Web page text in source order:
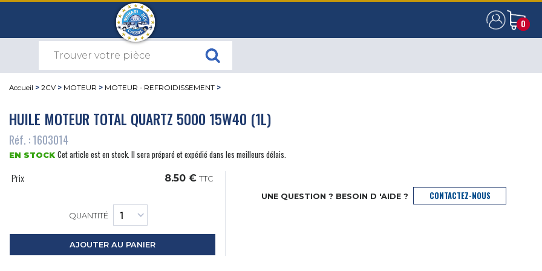
0
0
Accueil > 2CV > MOTEUR > MOTEUR - REFROIDISSEMENT >
HUILE MOTEUR TOTAL QUARTZ 5000 15W40 (1L)
Réf. : 1603014
EN STOCK Cet article est en stock. Il sera préparé et expédié dans les meilleurs délais.
Prix 8.50 € TTC
QUANTITÉ
AJOUTER AU PANIER
UNE QUESTION ? BESOIN D 'AIDE ? CONTACTEZ-NOUS